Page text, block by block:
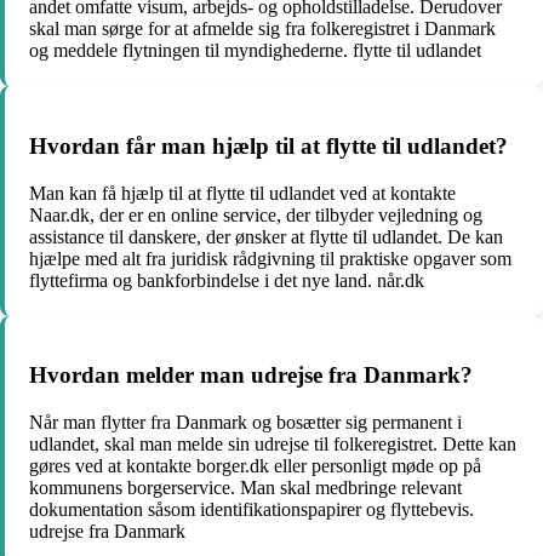
andet omfatte visum, arbejds- og opholdstilladelse. Derudover
skal man sørge for at afmelde sig fra folkeregistret i Danmark
og meddele flytningen til myndighederne. flytte til udlandet
Hvordan får man hjælp til at flytte til udlandet?
Man kan få hjælp til at flytte til udlandet ved at kontakte
Naar.dk, der er en online service, der tilbyder vejledning og
assistance til danskere, der ønsker at flytte til udlandet. De kan
hjælpe med alt fra juridisk rådgivning til praktiske opgaver som
flyttefirma og bankforbindelse i det nye land. når.dk
Hvordan melder man udrejse fra Danmark?
Når man flytter fra Danmark og bosætter sig permanent i
udlandet, skal man melde sin udrejse til folkeregistret. Dette kan
gøres ved at kontakte borger.dk eller personligt møde op på
kommunens borgerservice. Man skal medbringe relevant
dokumentation såsom identifikationspapirer og flyttebevis.
udrejse fra Danmark